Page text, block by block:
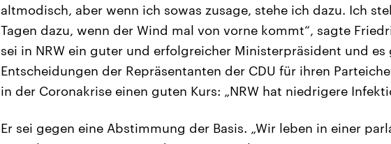
altmodisch, aber wenn ich sowas zusage, stehe ich dazu. Ich
Tagen dazu, wenn der Wind mal von vorne kommt“, sagte
sei in NRW ein guter und erfolgreicher Ministerpräsident und es
Entscheidungen der Repräsentanten der CDU für ihren
in der Coronakrise einen guten Kurs: „NRW hat niedrigere
Er sei gegen eine Abstimmung der Basis. „Wir leben in einer